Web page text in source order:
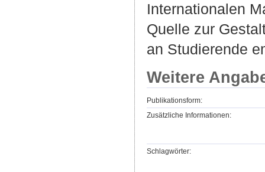
Internationalen
Quelle zur
an Studierende
Weitere
Publikationsform:
Zusätzliche Informationen:
Schlagwörter: